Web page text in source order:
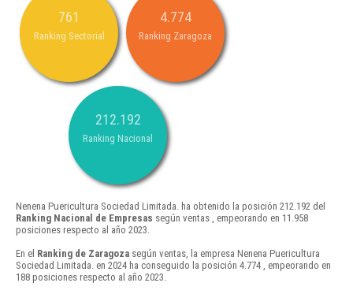
761
Ranking Sectorial
4.774
Ranking Zaragoza
212.192
Ranking Nacional
Nenena Puericultura Sociedad Limitada. ha obtenido la posición 212.192 del
Ranking Nacional de Empresas según ventas , empeorando en 11.958
posiciones respecto al año 2023.
En el Ranking de Zaragoza según ventas, la empresa Nenena Puericultura
Sociedad Limitada. en 2024 ha conseguido la posición 4.774 , empeorando en
188 posiciones respecto al año 2023.